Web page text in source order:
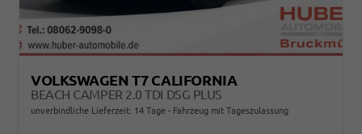
VOLKSWAGEN T7 CALIFORNIA
BEACH CAMPER 2.0 TDI DSG PLUS
unverbindliche Lieferzeit: 14 Tage Fahrzeug mit Tageszulassung